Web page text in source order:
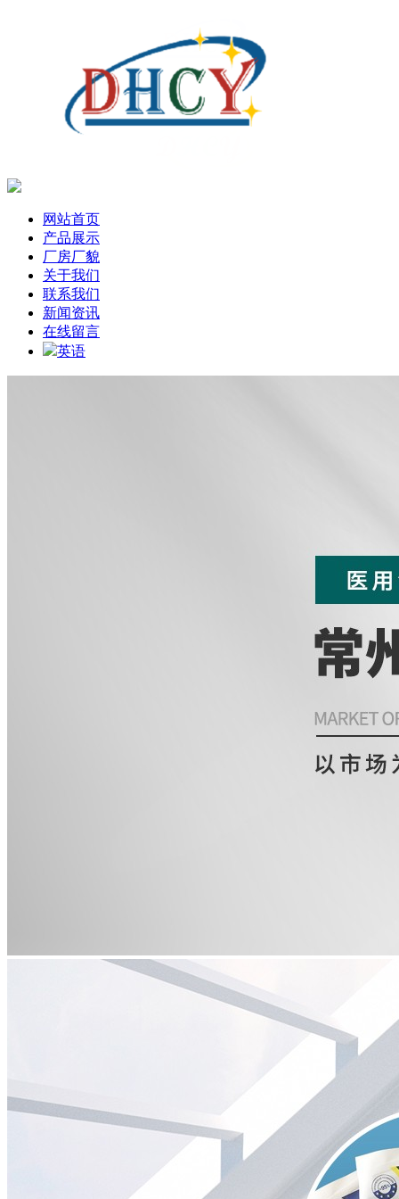
网站首页
产品展示
厂房厂貌
关于我们
联系我们
新闻资讯
在线留言
英语